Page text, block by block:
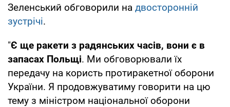
Зеленський обговорили на двосторонній
зустрічі.
"Є ще ракети з радянських часів, вони є в
запасах Польщі. Ми обговорювали їх
передачу на користь протиракетної оборони
України. Я продовжуватиму говорити на цю
тему з міністром національної оборони